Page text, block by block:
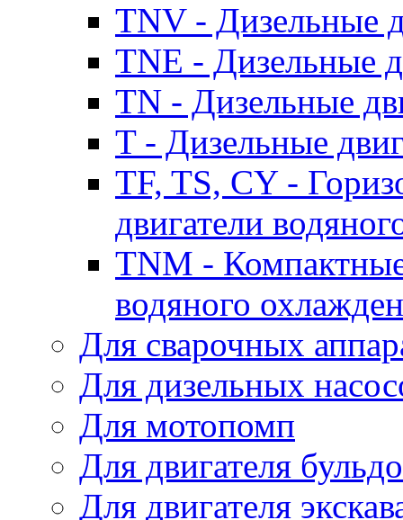
TNV - Дизельные
TNE - Дизельные
TN - Дизельные
T - Дизельные
TF, TS, CY -
двигатели
TNM -
водяного
Для сварочных
Для дизельных
Для мотопомп
Для двигателя
Для двигателя